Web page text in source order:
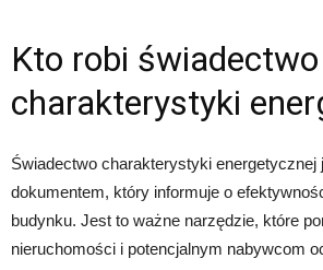
Kto robi świadectwo
charakterystyki
Świadectwo charakterystyki energetycznej
dokumentem, który informuje o
budynku. Jest to ważne narzędzie, które
nieruchomości i potencjalnym nabywcom